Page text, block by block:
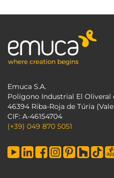
Emuca S.A.
Polígono Industrial El Oliveral
46394 Riba-Roja de Túria
CIF: A-46154704
(+39) 049 870 5051